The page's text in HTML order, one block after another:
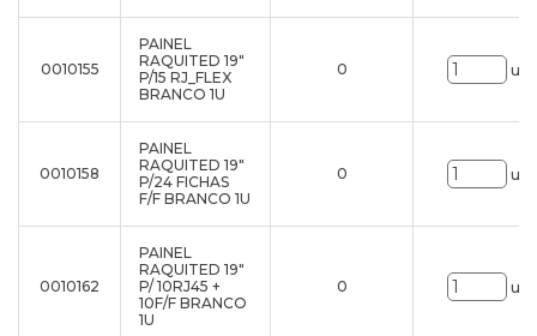
0010155
PAINEL
RAQUITED 19"
P/15 RJ_FLEX
BRANCO 1U
0
0010158
PAINEL
RAQUITED 19"
P/24 FICHAS
F/F BRANCO 1U
0
0010162
PAINEL
RAQUITED 19"
P/ 10RJ45 +
10F/F BRANCO
1U
0